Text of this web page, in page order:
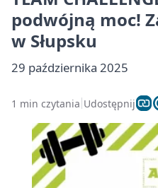
podwójną moc!
w Słupsku
29 października 2025
1 min czytania Udostępnij